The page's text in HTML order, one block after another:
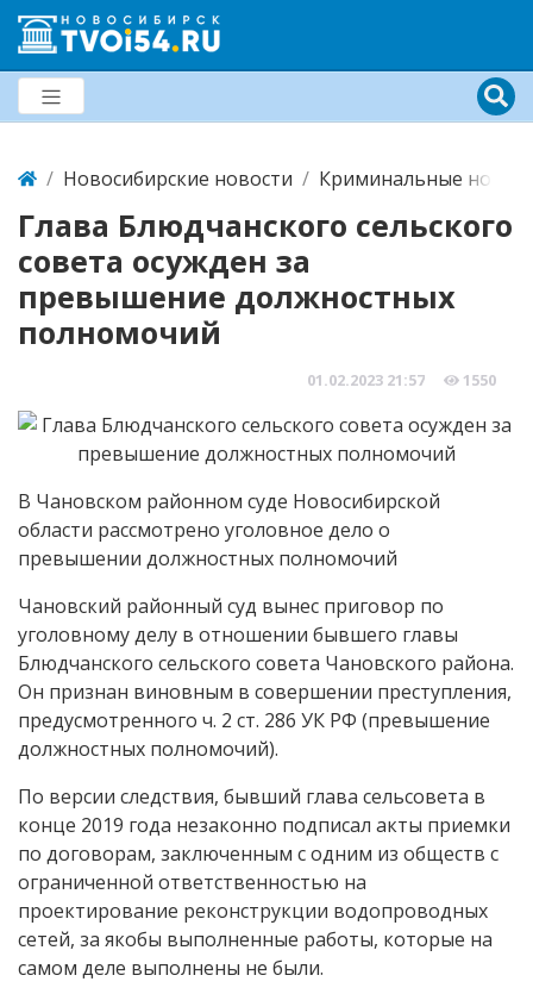
Новосибирские новости Криминальные
Глава Блюдчанского сельского
совета осужден за
превышение должностных
полномочий
01.02.2023 21:57 1550
В Чановском районном суде Новосибирской
области рассмотрено уголовное дело о
превышении должностных полномочий
Чановский районный суд вынес приговор по
уголовному делу в отношении бывшего главы
Блюдчанского сельского совета Чановского района.
Он признан виновным в совершении преступления,
предусмотренного ч. 2 ст. 286 УК РФ (превышение
должностных полномочий).
По версии следствия, бывший глава сельсовета в
конце 2019 года незаконно подписал акты приемки
по договорам, заключенным с одним из обществ с
ограниченной ответственностью на
проектирование реконструкции водопроводных
сетей, за якобы выполненные работы, которые на
самом деле выполнены не были.